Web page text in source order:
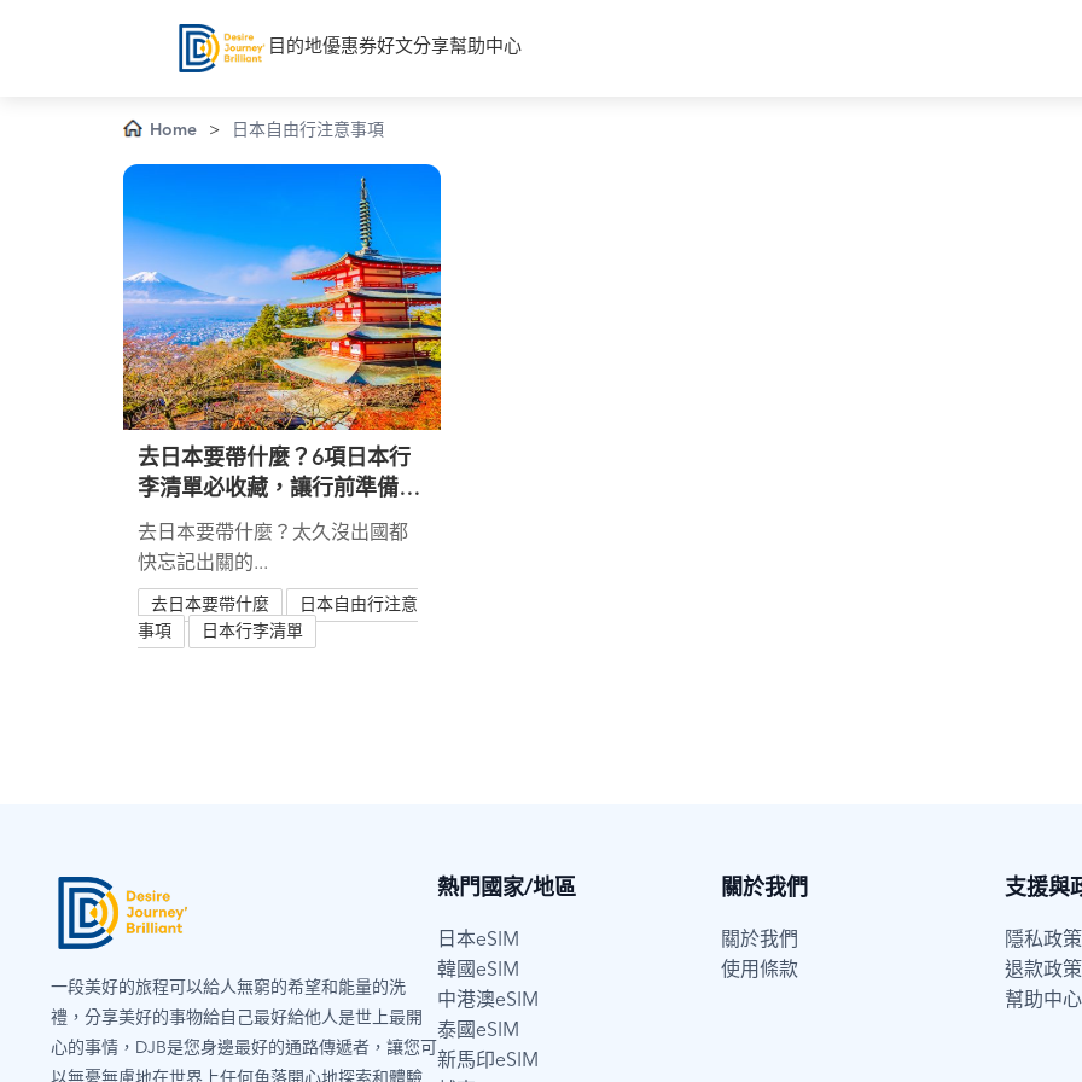
目的地優惠券好文分享幫助中心
Home > 日本自由行注意事項
去日本要帶什麼？6項日本行
李清單必收藏，讓行前準備省
時又省力
去日本要帶什麼？太久沒出國都
快忘記出關的...
去日本要帶什麼
日本自由行注意
事項
日本行李清單
一段美好的旅程可以給人無窮的希望和能量的洗
禮，分享美好的事物給自己最好給他人是世上最開
心的事情，DJB是您身邊最好的通路傳遞者，讓您可
以無憂無慮地在世界上任何角落開心地探索和體驗
熱門國家/地區
日本eSIM
韓國eSIM
中港澳eSIM
泰國eSIM
新馬印eSIM
關於我們
關於我們
使用條款
支援與
隱私政策
退款政策
幫助中心